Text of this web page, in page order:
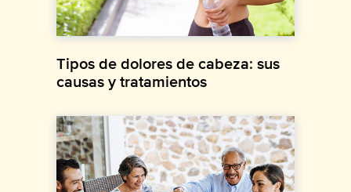
Tipos de dolores de cabeza: sus
causas y tratamientos